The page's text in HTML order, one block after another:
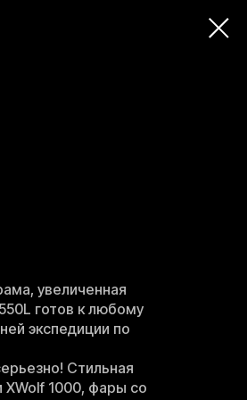
увеличенная
готов к любому
экспедиции по
Стильная
XWolf 1000, фары со